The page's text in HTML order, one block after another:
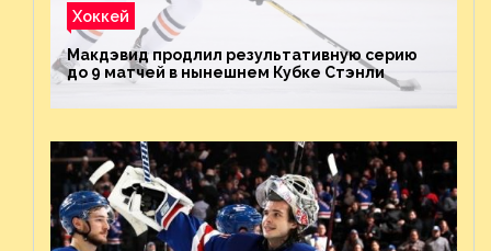
Хоккей
Макдэвид продлил результативную серию
до 9 матчей в нынешнем Кубке Стэнли